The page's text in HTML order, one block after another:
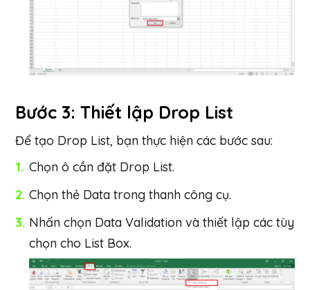
Bước 3: Thiết lập Drop List
Để tạo Drop List, bạn thực hiện các bước sau:
Chọn ô cần đặt Drop List.
Chọn thẻ Data trong thanh công cụ.
Nhấn chọn Data Validation và thiết lập các tùy
chọn cho List Box.